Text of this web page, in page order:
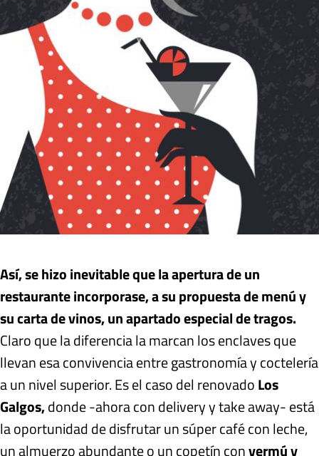
Así, se hizo inevitable que la apertura de un
restaurante incorporase, a su propuesta de menú y
su carta de vinos, un apartado especial de tragos.
Claro que la diferencia la marcan los enclaves que
llevan esa convivencia entre gastronomía y coctelería
a un nivel superior. Es el caso del renovadoLos
Galgos,donde -ahora con delivery y take away- está
la oportunidad de disfrutar un súper café con leche,
un almuerzo abundante o un copetín convermú y